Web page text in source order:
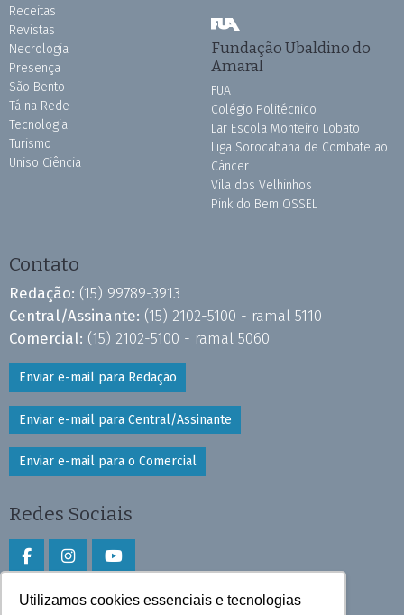
Utilizamos cookies essenciais e tecnologias
Receitas
Revistas
Necrologia
Presença
São Bento
Tá na Rede
Tecnologia
Turismo
Uniso Ciência
Fundação Ubaldino do
Amaral
FUA
Colégio Politécnico
Lar Escola Monteiro Lobato
Liga Sorocabana de Combate ao
Câncer
Vila dos Velhinhos
Pink do Bem OSSEL
Contato
Redação: (15) 99789-3913
Central/Assinante: (15) 2102-5100 - ramal 5110
Comercial: (15) 2102-5100 - ramal 5060
Enviar e-mail para Redação
Enviar e-mail para Central/Assinante
Enviar e-mail para o Comercial
Redes Sociais